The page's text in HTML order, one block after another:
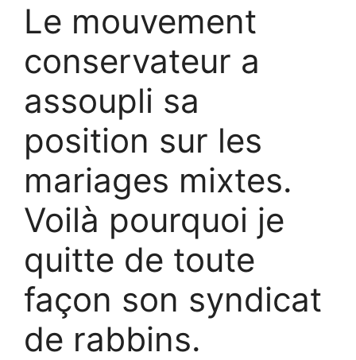
Le mouvement
conservateur a
assoupli sa
position sur les
mariages mixtes.
Voilà pourquoi je
quitte de toute
façon son syndicat
de rabbins.